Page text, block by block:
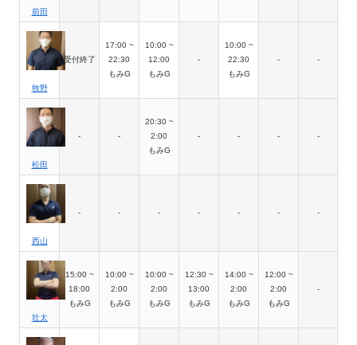
前田
牧野
受付終了
17:00 ~
22:30
もみG
10:00 ~
12:00
もみG
-
10:00 ~
22:30
もみG
- -
松田
- -
20:30 ~
2:00
もみG
- - - -
西山
- - - - - - -
壮太
15:00 ~
18:00
もみG
10:00 ~
2:00
もみG
10:00 ~
2:00
もみG
12:30 ~
13:00
もみG
14:00 ~
2:00
もみG
12:00 ~
2:00
もみG
-